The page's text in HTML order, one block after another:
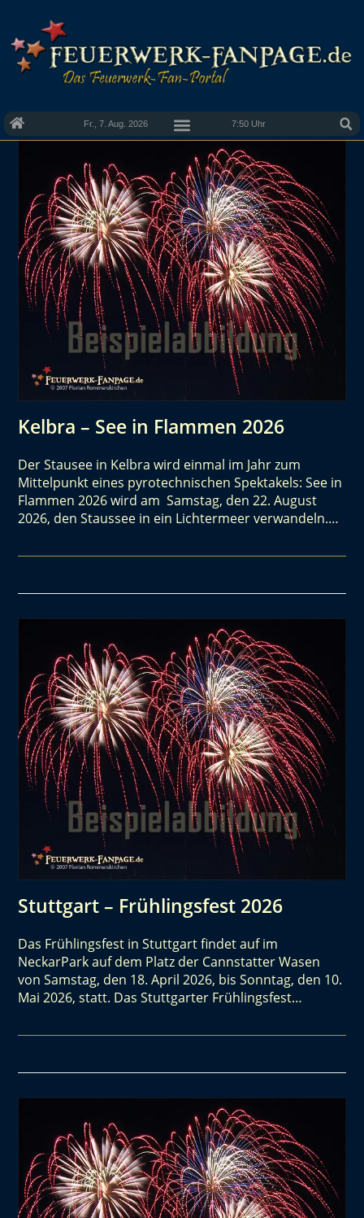
Fr., 7. Aug. 2026 7:50 Uhr
Kelbra – See in Flammen 2026
Der Stausee in Kelbra wird einmal im Jahr zum
Mittelpunkt eines pyrotechnischen Spektakels: See in
Flammen 2026 wird am Samstag, den 22. August
2026, den Staussee in ein Lichtermeer verwandeln.…
Stuttgart – Frühlingsfest 2026
Das Frühlingsfest in Stuttgart findet auf im
NeckarPark auf dem Platz der Cannstatter Wasen
von Samstag, den 18. April 2026, bis Sonntag, den 10.
Mai 2026, statt. Das Stuttgarter Frühlingsfest…